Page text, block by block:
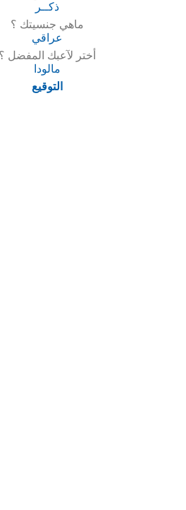
ذكــر
ماهي جنسيتك ؟
عراقي
أختر لآعبك المفضل ؟
مالودا
التوقيع